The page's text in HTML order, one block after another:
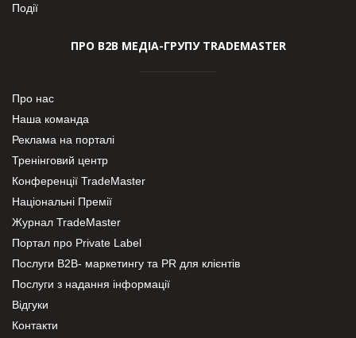
Події
ПРО В2В МЕДІА-ГРУПУ TRADEMASTER
Про нас
Наша команда
Реклама на порталі
Тренінговий центр
Конференції TradeMaster
Національні Премії
Журнал TradeMaster
Портал про Private Label
Послуги В2В- маркетингу та PR для клієнтів
Послуги з надання інформації
Відгуки
Контакти